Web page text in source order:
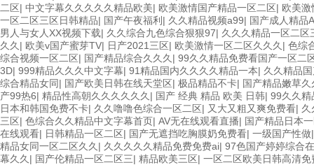
二区| 中文字幕久久久久久精品欧美| 欧美激情国产精品一区二区| 欧美激
一区二区三区日韩精品| 国产午夜福利 | 久久精品视频a99| 国产成人精品
男人与女人XX视频下载| 久久综合九色综合狠狠97| 久久久精品一区二区
久久 | 欧美v国产蜜芽TV| 日产2021三区| 欧美激情一区二区久久久 | 色综
综合视频一区二区| 国产精品综合久久久 | 99久久精品免费看国产一区二
3D| 999精品久久久中文字幕| 91精品国内久久久久精品一本| 久久精品
综合精品女同| 国产欧美日韩在线天堂区| 极品精品不卡| 国产精品嫩草久
产99热6| 精品性高朝久久久久久久 | 国产 经典 精品 欧美 日韩| 99久久精
日本和韩国免费不卡| 久久噜噜色综合一区二区| 又大又粗又爽免费看| 久
三区| 色综合久久精品中文字幕首页| AV无在线观看直播| 国产精品日本
在线观看| 日韩精品一区二区| 国产无遮挡吃胸膜奶免费看| 一级国产性做
精品女同一区二区久久 | 久久久久久精品免费免费ai| 97色国产婷婷综合
幕久久 | 国产伦精品一区二区三| 精品欧美三区| 一区二区欧美日韩高清免